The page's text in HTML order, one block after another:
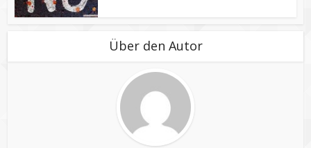
Über den Autor